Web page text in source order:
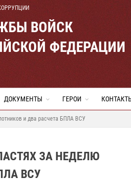
ВОЙСК
ФЕДЕРАЦИИ
ДОКУМЕНТЫ ГЕРОИ
и два расчета БПЛА ВСУ
ЗА НЕДЕЛЮ
ВСУ